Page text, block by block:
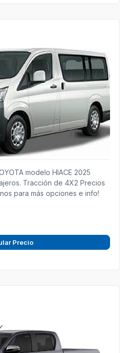
modelo HIACE 2025
Tracción de 4X2 Precios
para más opciones e info!
Precio